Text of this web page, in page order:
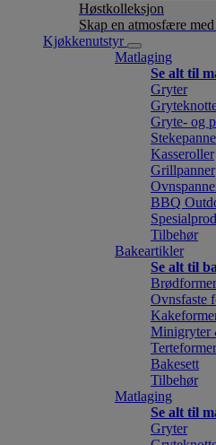
Høstkolleksjon
Skap en atmosfære
Kjøkkenutstyr
Matlaging
Se alt til
Gryter
Gryte- og
Kasseroller
Grillpanner
BBQ
Tilbehør
Bakeartikler
Se alt til
Brødformer
Ovnsfaste
Minigryter
Terteformer
Bakesett
Tilbehør
Matlaging
Se alt til
Gryter